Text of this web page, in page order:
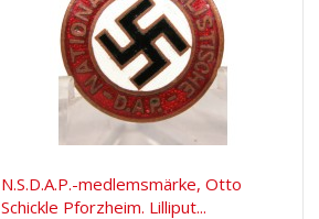
N.S.D.A.P.-medlemsmärke, Otto
Schickle Pforzheim. Lilliput...